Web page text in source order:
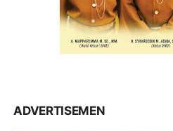
ADVERTISEMEN